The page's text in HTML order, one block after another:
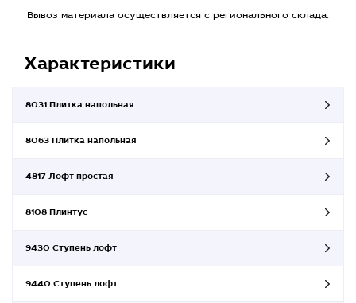
Вывоз материала осуществляется с регионального склада.
Характеристики
8031 Плитка напольная
8063 Плитка напольная
4817 Лофт простая
8108 Плинтус
9430 Ступень лофт
9440 Ступень лофт